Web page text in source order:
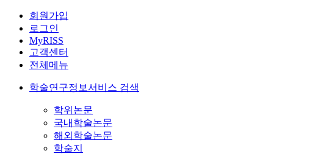
회원가입
로그인
MyRISS
고객센터
전체메뉴
학술연구정보서비스 검색
학위논문
국내학술논문
해외학술논문
학술지